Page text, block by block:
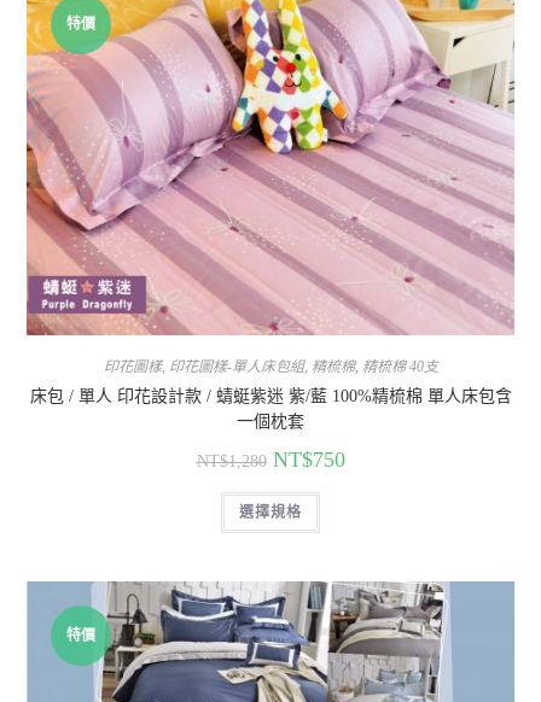
特價
印花圖樣, 印花圖樣-單人床包組, 精梳棉, 精梳棉 40支
床包 / 單人 印花設計款 / 蜻蜓紫迷 紫/藍 100%精梳棉 單人床包含
一個枕套
NT$1,280 NT$750
選擇規格
特價